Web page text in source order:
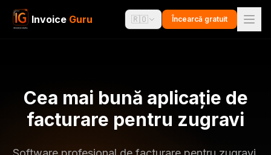
Invoice Guru 🇷🇴 Încearcă gratuit
Cea mai bună aplicație de
facturare pentru zugravi